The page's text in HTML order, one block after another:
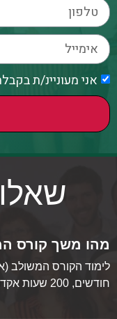
אני מעוניינ/ת
מהו משך קורס
חודשים, 200 שעות אקדמיות ו-40 שעות פרקטיקה.